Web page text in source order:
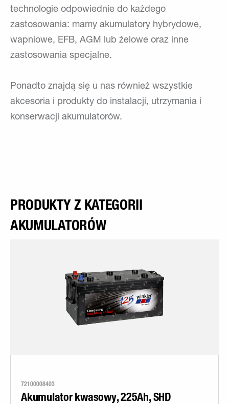
technologie odpowiednie do każdego
zastosowania: mamy akumulatory hybrydowe,
wapniowe, EFB, AGM lub żelowe oraz inne
zastosowania specjalne.
Ponadto znajdą się u nas również wszystkie
akcesoria i produkty do instalacji, utrzymania i
konserwacji akumulatorów.
PRODUKTY Z KATEGORII
AKUMULATORÓW
72100008403
Akumulator kwasowy, 225Ah, SHD